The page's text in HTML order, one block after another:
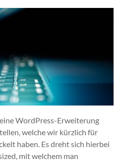
WordPress-Erweiterung
welche wir kürzlich für
haben. Es dreht sich hierbei
mit welchem man